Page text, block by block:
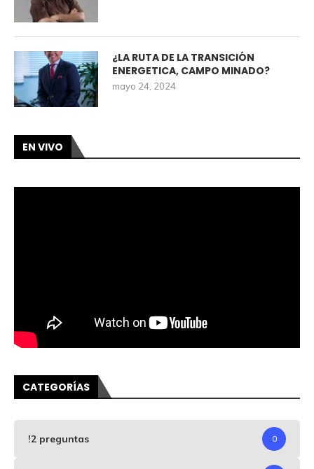
¿LA RUTA DE LA TRANSICIÓN
ENERGETICA, CAMPO MINADO?
mayo 24, 2024
EN VIVO
CATEGORÍAS
!2 preguntas 0